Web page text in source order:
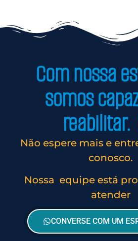
Com nossa
somos
Não espere mais e
conosco.
Nossa equipe está
atender
CONVERSE COM UM